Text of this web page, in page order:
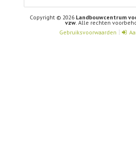
Copyright © 2026 Landbouwcentrum
vzw. Alle rechten
Gebruiksvoorwaarden